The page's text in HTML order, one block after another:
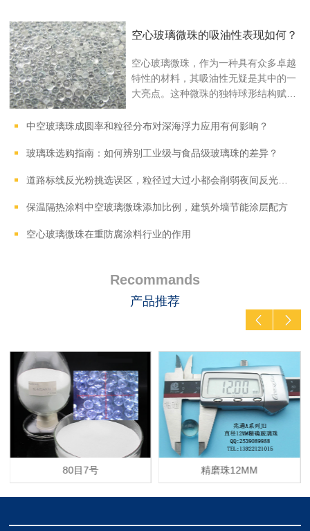
空心玻璃微珠的吸油性表现如何？
空心玻璃微珠，作为一种具有众多卓越
特性的材料，其吸油性无疑是其中的一
大亮点。这种微珠的独特球形结构赋予
中空玻璃珠成圆率和粒径分布对深海浮力应用有何影响？
玻璃珠选购指南：如何辨别工业级与食品级玻璃珠的差异？
保温隔热涂料中空玻璃微珠添加比例，建筑外墙节能涂层配方
空心玻璃微珠在重防腐涂料行业的作用
Recommands
产品推荐
80目7号 精磨珠12MM